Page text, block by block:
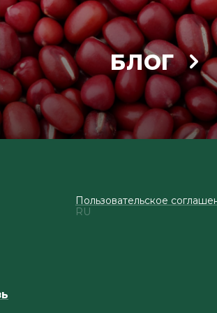
БЛОГ
Пользовательское
RU